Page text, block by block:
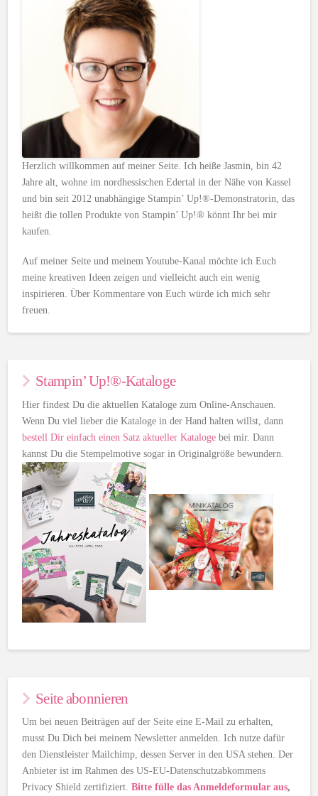
Herzlich willkommen auf meiner Seite. Ich heiße Jasmin, bin 42
Jahre alt, wohne im nordhessischen Edertal in der Nähe von Kassel
und bin seit 2012 unabhängige Stampin’ Up!®-Demonstratorin, das
heißt die tollen Produkte von Stampin’ Up!® könnt Ihr bei mir
kaufen.
Auf meiner Seite und meinem Youtube-Kanal möchte ich Euch
meine kreativen Ideen zeigen und vielleicht auch ein wenig
inspirieren. Über Kommentare von Euch würde ich mich sehr
freuen.
Stampin’ Up!®-Kataloge
Hier findest Du die aktuellen Kataloge zum Online-Anschauen.
Wenn Du viel lieber die Kataloge in der Hand halten willst, dann
bestell Dir einfach einen Satz aktueller Kataloge bei mir. Dann
kannst Du die Stempelmotive sogar in Originalgröße bewundern.
Seite abonnieren
Um bei neuen Beiträgen auf der Seite eine E-Mail zu erhalten,
musst Du Dich bei meinem Newsletter anmelden. Ich nutze dafür
den Dienstleister Mailchimp, dessen Server in den USA stehen. Der
Anbieter ist im Rahmen des US-EU-Datenschutzabkommens
Privacy Shield zertifiziert.Bitte fülle das Anmeldeformular aus,